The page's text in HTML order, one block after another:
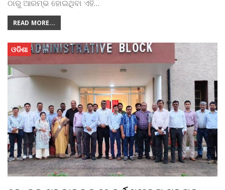
ଠାରୁ ଆରମ୍ଭ ହୋଇଥିବା ଏହି…
READ MORE...
ଓଡିଶା